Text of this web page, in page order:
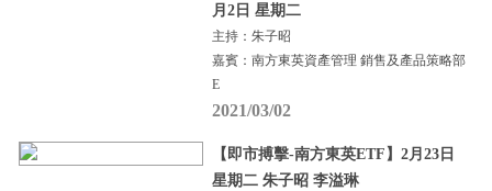
月2日 星期二
主持：朱子昭
嘉賓：南方東英資產管理 銷售及產品策略部
E
2021/03/02
【即市搏擊-南方東英ETF】2月23日
星期二 朱子昭 李溢琳